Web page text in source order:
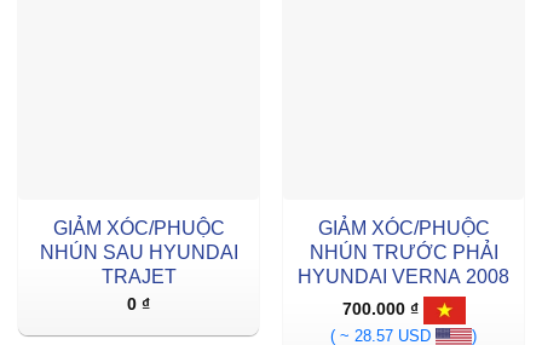
GIẢM XÓC/PHUỘC
NHÚN SAU HYUNDAI
TRAJET
0 ₫
GIẢM XÓC/PHUỘC
NHÚN TRƯỚC PHẢI
HYUNDAI VERNA 2008
700.000 ₫
( ~ 28.57 USD
)